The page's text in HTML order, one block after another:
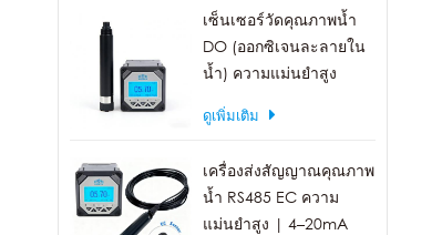
เซ็นเซอร์วัดคุณภาพน้ำ
DO (ออกซิเจนละลายใน
น้ำ) ความแม่นยำสูง
ดูเพิ่มเติม
เครื่องส่งสัญญาณคุณภาพ
น้ำ RS485 EC ความ
แม่นยำสูง | 4–20mA